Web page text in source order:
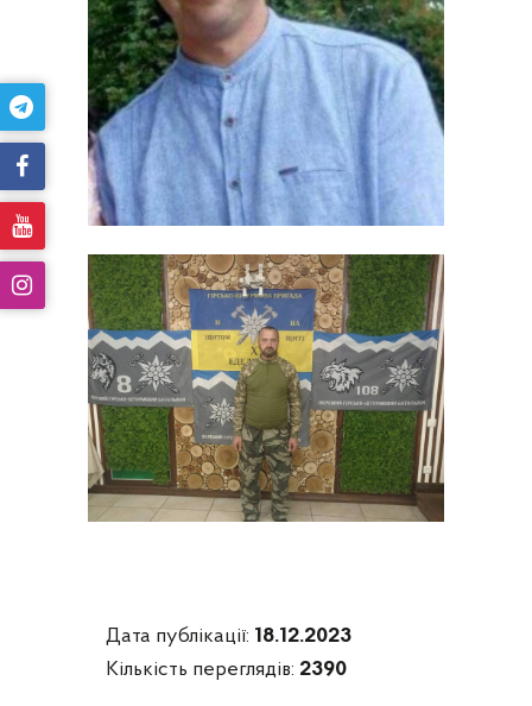
Дата публікації: 18.12.2023
Кількість переглядів: 2390